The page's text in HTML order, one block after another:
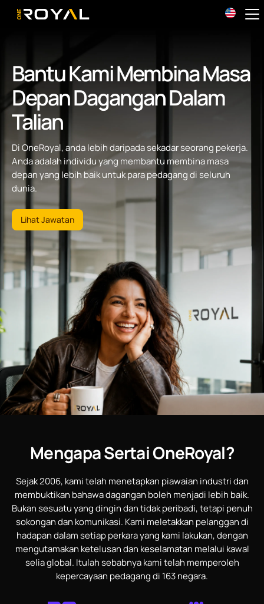
OneRoyal Home
Bantu Kami Membina Masa
Depan Dagangan Dalam
Talian
Di OneRoyal, anda lebih daripada sekadar seorang pekerja.
Anda adalah individu yang membantu membina masa
depan yang lebih baik untuk para pedagang di seluruh
dunia.
Lihat Jawatan
Mengapa Sertai OneRoyal?
Sejak 2006, kami telah menetapkan piawaian industri dan
membuktikan bahawa dagangan boleh menjadi lebih baik.
Bukan sesuatu yang dingin dan tidak peribadi, tetapi penuh
sokongan dan komunikasi. Kami meletakkan pelanggan di
hadapan dalam setiap perkara yang kami lakukan, dengan
mengutamakan ketelusan dan keselamatan melalui kawal
selia global. Itulah sebabnya kami telah memperoleh
kepercayaan pedagang di 163 negara.